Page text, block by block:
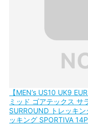
【MEN’s US10 UK9
ミッド ゴアテックス サ
SURROUND トレッキ
ッキング SPORTIVA